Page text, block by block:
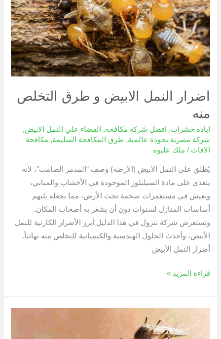
اضرار النمل الابيض و طرق التخلص
منه
ابادة حشرات, افضل شركة مكافحة, القضاء علي النمل الابيض,
شركة مصرية بجودة عالمية, طرق المكافحة السليمة, مكافحة
الافات / ملك عليوه
يُطلق على النمل الأبيض (الأرضة) وصف “المدمر الصامت”، لأنه
يتغذى على مادة السيليلوز الموجودة في الأخشاب والمباني،
ويعيش في مستعمرات ضخمة تحت الأرض، مما يجعله يلتهم
أساسات المنازل لسنوات دون أن يشعر به أصحاب المكان.
وتستعرض شركة نترول في هذا الدليل أبرز الأضرار الكارثية للنمل
الأبيض، وأحدث الحلول الهندسية والكيميائية للتخلص منه نهائياً.
أضرار النمل الأبيض
طرق
التخلص
منه
قراءة المزيد »